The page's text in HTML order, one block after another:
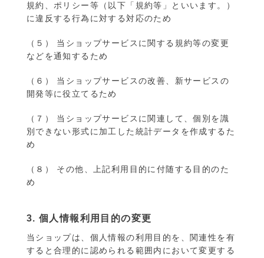
規約、ポリシー等（以下「規約等」といいます。）
に違反する行為に対する対応のため
（５） 当ショップサービスに関する規約等の変更
などを通知するため
（６） 当ショップサービスの改善、新サービスの
開発等に役立てるため
（７） 当ショップサービスに関連して、個別を識
別できない形式に加工した統計データを作成するた
め
（８） その他、上記利用目的に付随する目的のた
め
3. 個人情報利用目的の変更
当ショップは、個人情報の利用目的を、関連性を有
すると合理的に認められる範囲内において変更する